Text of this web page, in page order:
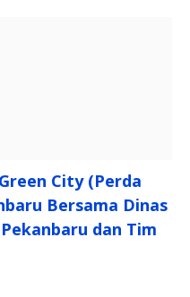
City (Perda
Bersama Dinas
dan Tim